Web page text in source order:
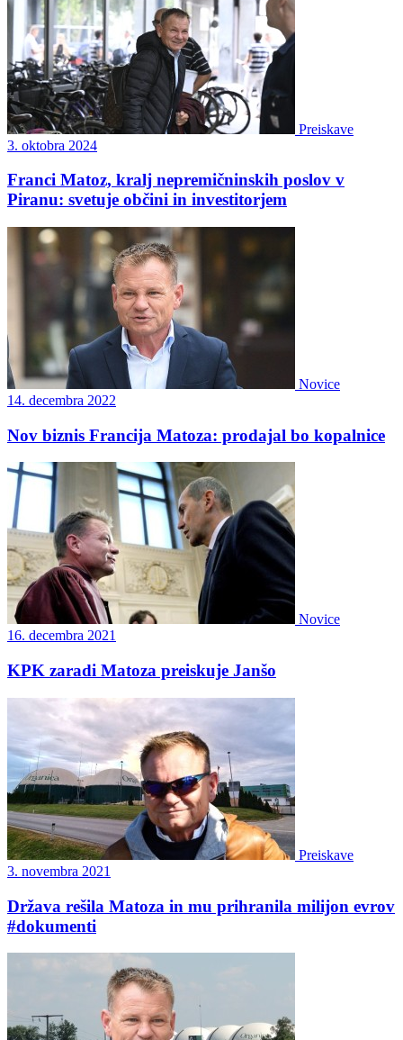
Preiskave
3. oktobra 2024
Franci Matoz, kralj nepremičninskih poslov v
Piranu: svetuje občini in investitorjem
Novice
14. decembra 2022
Nov biznis Francija Matoza: prodajal bo kopalnice
Novice
16. decembra 2021
KPK zaradi Matoza preiskuje Janšo
Preiskave
3. novembra 2021
Država rešila Matoza in mu prihranila milijon evrov
#dokumenti